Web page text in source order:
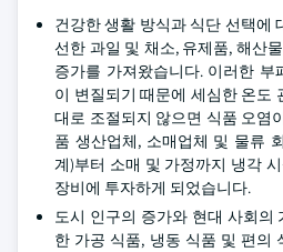
건강한 생활 방식과 식단 선택에
선한 과일 및 채소, 유제품, 해산
증가를 가져왔습니다. 이러한
이 변질되기 때문에 세심한 온도
대로 조절되지 않으면 식품 오염
품 생산업체, 소매업체 및 물류
계)부터 소매 및 가정까지 냉각
장비에 투자하게 되었습니다.
도시 인구의 증가와 현대 사회의
한 가공 식품, 냉동 식품 및 편의